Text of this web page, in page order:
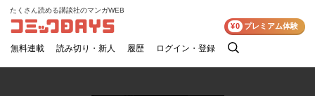
コミックDAYS
たくさん読める講談社のマンガWEB
無料連載 読み切り・新人 履歴 ログイン・登録
検
¥0 プレミアム体験